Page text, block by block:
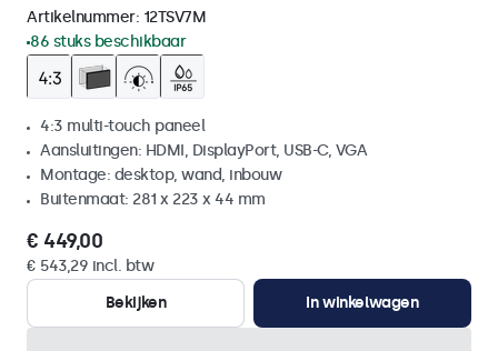
Artikelnummer: 12TSV7M
86 stuks beschikbaar
4:3 multi-touch paneel
Aansluitingen: HDMI, DisplayPort, USB-C, VGA
Montage: desktop, wand, inbouw
Buitenmaat: 281 x 223 x 44 mm
€ 449,00
€ 543,29 incl. btw
Bekijken
In winkelwagen